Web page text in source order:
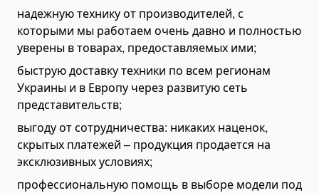
Автокраны и манипуляторы
Манипуляторы
Складные краны
Гидравлические манипуляторы
Телескопические манипуляторы
Автокраны
Мини-краны
Погрузчики
надежную технику от производителей, с
которыми мы работаем очень давно и полностью
уверены в товарах, предоставляемых ими;
быструю доставку техники по всем регионам
Украины и в Европу через развитую сеть
представительств;
выгоду от сотрудничества: никаких наценок,
скрытых платежей – продукция продается на
эксклюзивных условиях;
профессиональную помощь в выборе модели под